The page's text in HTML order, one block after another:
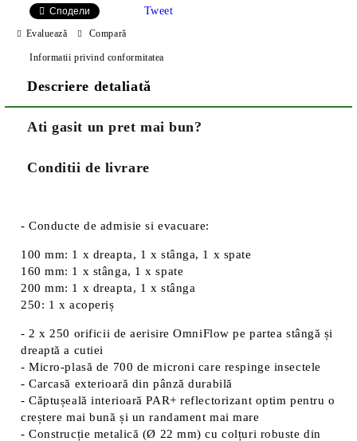
Сподели Tweet
Evaluează Compară
Informatii privind conformitatea
Descriere detaliată
Ati gasit un pret mai bun?
Conditii de livrare
- Conducte de admisie si evacuare:
100 mm: 1 x dreapta, 1 x stânga, 1 x spate
160 mm: 1 x stânga, 1 x spate
200 mm: 1 x dreapta, 1 x stânga
250: 1 x acoperiș
- 2 x 250 orificii de aerisire OmniFlow pe partea stângă și
dreaptă a cutiei
- Micro-plasă de 700 de microni care respinge insectele
- Carcasă exterioară din pânză durabilă
- Căptușeală interioară PAR+ reflectorizant optim pentru o
creștere mai bună și un randament mai mare
- Construcție metalică (Ø 22 mm) cu colțuri robuste din